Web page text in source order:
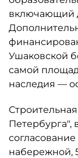
включающий
Ушаковской
самой
наследия —
Петербурга",
набережной,